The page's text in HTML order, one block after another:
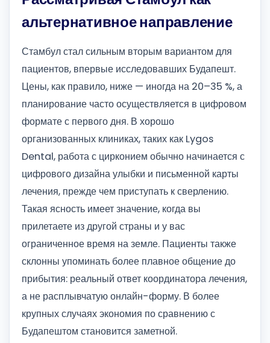
альтернативное направление
Стамбул стал сильным вторым вариантом для
пациентов, впервые исследовавших Будапешт.
Цены, как правило, ниже — иногда на 20–35 %, а
планирование часто осуществляется в цифровом
формате с первого дня. В хорошо
организованных клиниках, таких как Lygos
Dental, работа с цирконием обычно начинается с
цифрового дизайна улыбки и письменной карты
лечения, прежде чем приступать к сверлению.
Такая ясность имеет значение, когда вы
прилетаете из другой страны и у вас
ограниченное время на земле. Пациенты также
склонны упоминать более плавное общение до
прибытия: реальный ответ координатора лечения,
а не расплывчатую онлайн-форму. В более
крупных случаях экономия по сравнению с
Будапештом становится заметной.